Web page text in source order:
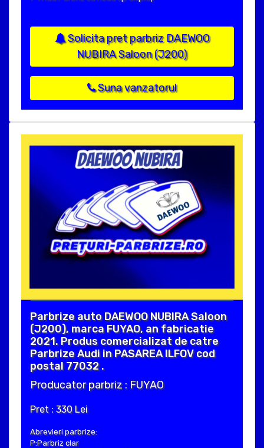
Solicita pret parbriz DAEWOO
NUBIRA Saloon (J200)
Suna vanzatorul
Parbrize auto DAEWOO NUBIRA Saloon
(J200), marca FUYAO, an fabricatie
2021. Produs comercializat de catre
Parbrize Audi in PASAREA ILFOV cod
postal 77032 .
Producator parbriz : FUYAO
Pret : 330 Lei
Abrevieri parbrize:
P:Parbriz clar